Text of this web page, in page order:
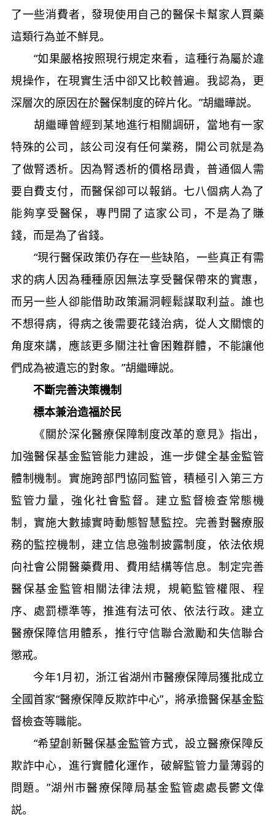
了一些消費者，發現使用自己的醫保卡幫家人買藥
這類行為並不鮮見。
“如果嚴格按照現行規定來看，這種行為屬於違
規操作，在現實生活中卻又比較普遍。我認為，更
深層次的原因在於醫保制度的碎片化。”胡繼曄説。
胡繼曄曾經到某地進行相關調研，當地有一家
特殊的公司，該公司沒有任何業務，開公司就是為
了做腎透析。因為腎透析的價格昂貴，普通個人需
要自費支付，而醫保卻可以報銷。七八個病人為了
能夠享受醫保，專門開了這家公司，不是為了賺
錢，而是為了省錢。
“現行醫保政策仍存在一些缺陷，一些真正有需
求的病人因為種種原因無法享受醫保帶來的實惠，
而另一些人卻能借助政策漏洞輕鬆謀取利益。誰也
不想得病，得病之後需要花錢治病，從人文關懷的
角度來講，應該更多關注社會困難群體，不能讓他
們成為被遺忘的對象。”胡繼曄説。
不斷完善決策機制
標本兼治造福於民
《關於深化醫療保障制度改革的意見》指出，
加強醫保基金監管能力建設，進一步健全基金監管
體制機制。實施跨部門協同監管，積極引入第三方
監管力量，強化社會監督。建立監督檢查常態機
制，實施大數據實時動態智慧監控。完善對醫療服
務的監控機制，建立信息強制披露制度，依法依規
向社會公開醫藥費用、費用結構等信息。制定完善
醫保基金監管相關法律法規，規範監管權限、程
序、處罰標準等，推進有法可依、依法行政。建立
醫療保障信用體系，推行守信聯合激勵和失信聯合
懲戒。
今年1月初，浙江省湖州市醫療保障局獲批成立
全國首家“醫療保障反欺詐中心”，將承擔醫保基金監
督檢查等職能。
“希望創新醫保基金監管方式，設立醫療保障反
欺詐中心，進行實體化運作，破解監管力量薄弱的
問題。”湖州市醫療保障局基金監管處處長鬱文偉
説。